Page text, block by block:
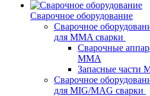
Сварочное оборудование
Сварочное
для MMA сварки
Сварочные
MMA
Запасные части
Сварочное
для MIG/MAG сварки